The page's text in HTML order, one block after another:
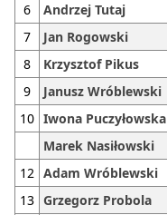
6
Andrzej Tutaj
7
Jan Rogowski
8
Krzysztof Pikus
9
Janusz Wróblewski
10 Iwona Puczyłowska
Marek Nasiłowski
12 Adam Wróblewski
13 Grzegorz Probola